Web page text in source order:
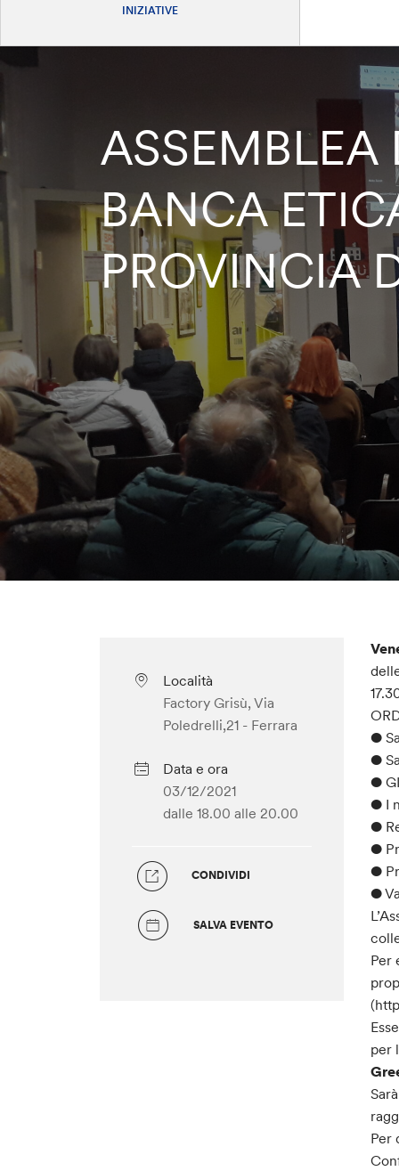
INIZIATIVE
ASSEMBLEA
BANCA
PROVINCIA
Località
Factory Grisù, Via
Poledrelli,21 - Ferrara
Data e ora
03/12/2021
dalle 18.00 alle 20.00
CONDIVIDI
SALVA EVENTO
●
●
●
● I
●
●
●
●
Per
per
Per